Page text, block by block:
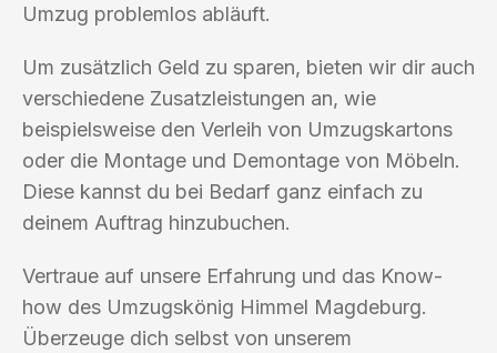
Umzug problemlos abläuft.
Um zusätzlich Geld zu sparen, bieten wir dir auch
verschiedene Zusatzleistungen an, wie
beispielsweise den Verleih von Umzugskartons
oder die Montage und Demontage von Möbeln.
Diese kannst du bei Bedarf ganz einfach zu
deinem Auftrag hinzubuchen.
Vertraue auf unsere Erfahrung und das Know-
how des Umzugskönig Himmel Magdeburg.
Überzeuge dich selbst von unserem